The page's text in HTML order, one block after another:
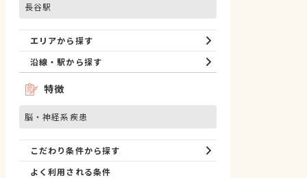
長谷駅
エリアから探す
沿線・駅から探す
特徴
脳・神経系疾患
こだわり条件から探す
よく利用される条件